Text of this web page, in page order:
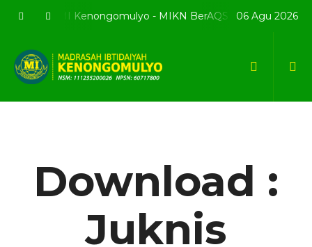
resmi MI Kenongomulyo - MIKN BerAQSI Beradab06 Agu 2026
Download :
Juknis